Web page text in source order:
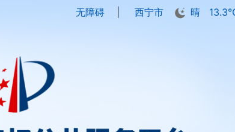
无障碍 |西宁市 晴